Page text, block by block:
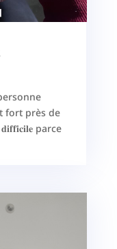
fort près de
parce